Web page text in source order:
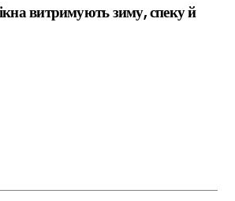
витримують зиму, спеку й